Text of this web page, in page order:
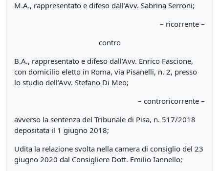
M.A., rappresentato e difeso dall’Avv. Sabrina Serroni;
– ricorrente –
contro
B.A., rappresentato e difeso dall’Avv. Enrico Fascione,
con domicilio eletto in Roma, via Pisanelli, n. 2, presso
lo studio dell’Avv. Stefano Di Meo;
– controricorrente –
avverso la sentenza del Tribunale di Pisa, n. 517/2018
depositata il 1 giugno 2018;
Udita la relazione svolta nella camera di consiglio del 23
giugno 2020 dal Consigliere Dott. Emilio Iannello;